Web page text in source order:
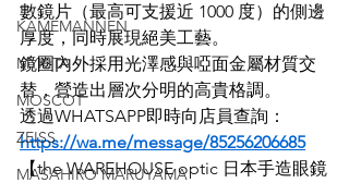
KAMEMANNEN
MYKITA
MOSCOT
ZEISS
MASAHIRO MARUYAMA
數鏡片（最高可支援近 1000 度）的側邊
厚度，同時展現絕美工藝。
鏡圈內外採用光澤感與啞面金屬材質交
替，營造出層次分明的高貴格調。
透過WHATSAPP即時向店員查詢：
https://wa.me/message/85256206685
【the WAREHOUSE optic 日本手造眼鏡